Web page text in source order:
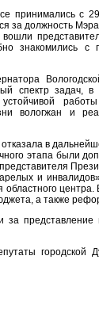
принимались с
за должность
знакомились с
спектр задач, в
вологжан и
в
этапа были
и
а также
представление
городской